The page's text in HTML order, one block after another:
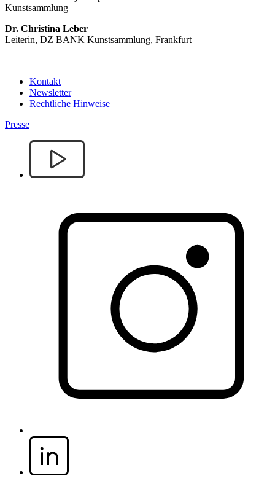
Kunstsammlung
Dr. Christina Leber
Leiterin, DZ BANK Kunstsammlung, Frankfurt
Kontakt
Newsletter
Rechtliche Hinweise
Presse